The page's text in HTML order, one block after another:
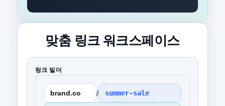
맞춤 링크 워크스페이스
링크 빌더
brand.co / summer-sale